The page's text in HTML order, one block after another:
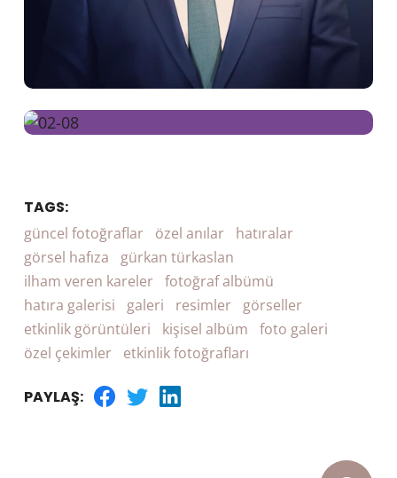
TAGS:
güncel fotoğraflar özel anılar
hatıralar
görsel hafıza
gürkan türkaslan
ilham veren kareler fotoğraf albümü
hatıra galerisi
galeri resimler görseller
etkinlik görüntüleri
kişisel albüm
foto galeri
özel çekimler
etkinlik fotoğrafları
PAYLAŞ: